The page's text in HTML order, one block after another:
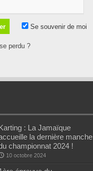
Se souvenir de moi
perdu ?
: La Jamaïque
la dernière manche
championnat 2024 !
10 octobre 2024